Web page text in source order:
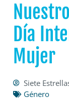
Día
Mujer
Siete
Género